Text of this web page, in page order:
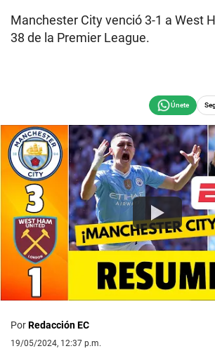
Manchester City venció 3-1 a West
38 de la Premier League.
PorRedacción EC
19/05/2024, 12:37 p.m.